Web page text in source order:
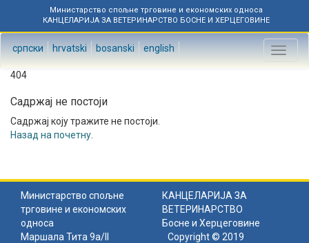
Министарство спољне трговине и економских односа
КАНЦЕЛАРИЈА ЗА ВЕТЕРИНАРСТВО БОСНЕ И ХЕРЦЕГОВИНЕ
српски hrvatski bosanski english
Toggle
404
Садржај не постоји
Садржај коју тражите не постоји.
Назад на почетну
Министарство спољне
трговине и економских
односа
КАНЦЕЛАРИЈА ЗА
ВЕТЕРИНАРСТВО
Босне и Херцеговине
Маршала Тита 9а/II
Copyright © 2019